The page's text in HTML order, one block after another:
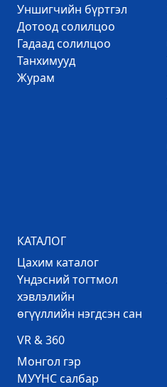
Уншигчийн бүртгэл
Дотоод солилцоо
Гадаад солилцоо
Танхимууд
Журам
КАТАЛОГ
Цахим каталог
Үндэсний тогтмол
хэвлэлийн
өгүүллийн нэгдсэн сан
VR & 360
Mонгол гэр
МУҮНС салбар